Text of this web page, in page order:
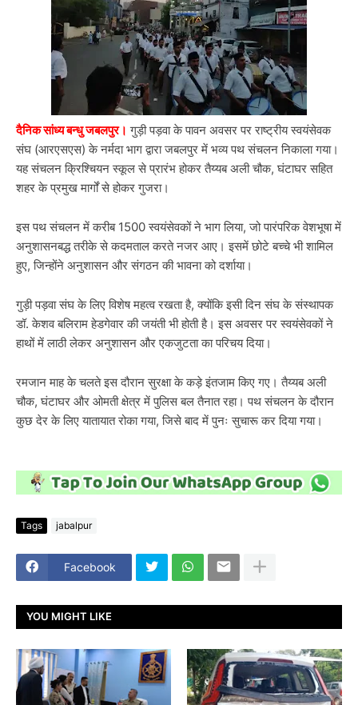
दैनिक सांध्य बन्धु जबलपुर। गुड़ी पड़वा के पावन अवसर पर राष्ट्रीय स्वयंसेवक
संघ (आरएसएस) के नर्मदा भाग द्वारा जबलपुर में भव्य पथ संचलन निकाला गया।
यह संचलन क्रिश्चियन स्कूल से प्रारंभ होकर तैय्यब अली चौक, घंटाघर सहित
शहर के प्रमुख मार्गों से होकर गुजरा।
इस पथ संचलन में करीब 1500 स्वयंसेवकों ने भाग लिया, जो पारंपरिक वेशभूषा में
अनुशासनबद्ध तरीके से कदमताल करते नजर आए। इसमें छोटे बच्चे भी शामिल
हुए, जिन्होंने अनुशासन और संगठन की भावना को दर्शाया।
गुड़ी पड़वा संघ के लिए विशेष महत्व रखता है, क्योंकि इसी दिन संघ के संस्थापक
डॉ. केशव बलिराम हेडगेवार की जयंती भी होती है। इस अवसर पर स्वयंसेवकों ने
हाथों में लाठी लेकर अनुशासन और एकजुटता का परिचय दिया।
रमजान माह के चलते इस दौरान सुरक्षा के कड़े इंतजाम किए गए। तैय्यब अली
चौक, घंटाघर और ओमती क्षेत्र में पुलिस बल तैनात रहा। पथ संचलन के दौरान
कुछ देर के लिए यातायात रोका गया, जिसे बाद में पुनः सुचारू कर दिया गया।
Tags jabalpur
Facebook
YOU MIGHT LIKE